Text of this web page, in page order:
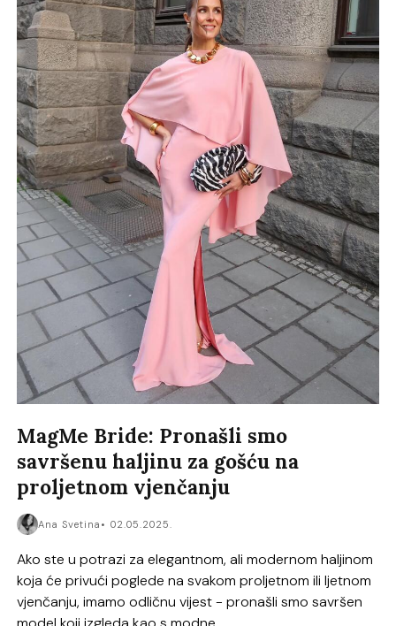
MagMe Bride: Pronašli smo
savršenu haljinu za gošću na
proljetnom vjenčanju
Ana Svetina 02.05.2025.
Ako ste u potrazi za elegantnom, ali modernom haljinom
koja će privući poglede na svakom proljetnom ili ljetnom
vjenčanju, imamo odličnu vijest - pronašli smo savršen